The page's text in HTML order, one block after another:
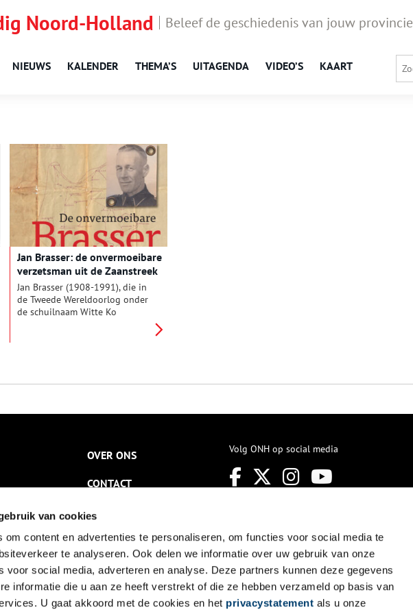
van cookies
om content en advertenties te personaliseren, om functies voor social media te
te analyseren. Ook delen we informatie over uw gebruik van onze
voor social media, adverteren en analyse. Deze partners kunnen deze gegevens
informatie die u aan ze heeft verstrekt of die ze hebben verzameld op basis van
U gaat akkoord met de cookies en het privacystatement als u onze
Noord-Holland Beleef de geschiedenis van jouw provincie
NIEUWS KALENDER THEMA’S UITAGENDA VIDEO’S KAART
Jan Brasser: de onvermoeibare
verzetsman uit de Zaanstreek
Jan Brasser (1908-1991), die in
de Tweede Wereldoorlog onder
de schuilnaam Witte Ko
OVER ONS
CONTACT
NIEUWSBRIEF
DISCLAIMER
PRIVACY
TOEGANKELIJKHEID
Volg ONH op social media